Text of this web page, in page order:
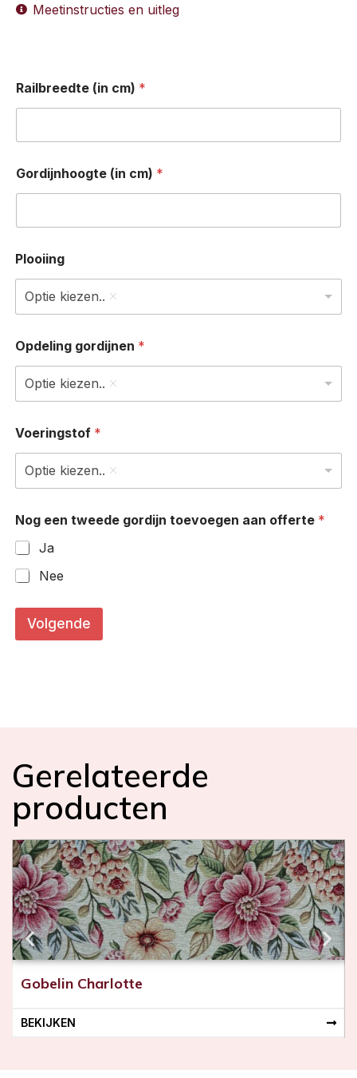
Meetinstructies en uitleg
Railbreedte (in cm) *
Gordijnhoogte (in cm) *
Plooiing
Optie kiezen..
Opdeling gordijnen *
Optie kiezen..
Voeringstof *
Optie kiezen..
Nog een tweede gordijn toevoegen aan offerte *
Ja
Nee
Volgende
Gerelateerde
producten
Gobelin Charlotte
BEKIJKEN